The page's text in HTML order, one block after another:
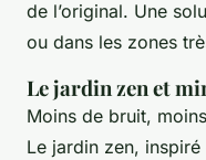
de l’original. Une
ou dans les zones
Le jardin zen et
Moins de bruit,
Le jardin zen,